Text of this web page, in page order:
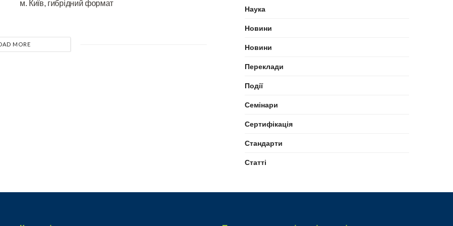
м. Київ, гибрідний формат
MORE
Наука
Новини
Новини
Переклади
Події
Семінари
Сертифікація
Стандарти
Статті